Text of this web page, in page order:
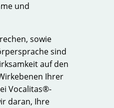
und
sowie
sind
auf den
Ihrer
Vocalitas®-
daran, Ihre